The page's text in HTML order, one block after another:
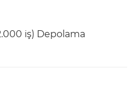
iş) Depolama